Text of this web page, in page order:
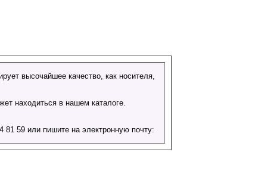
высочайшее качество, как носителя,
находиться в нашем каталоге.
59 или пишите на электронную почту: